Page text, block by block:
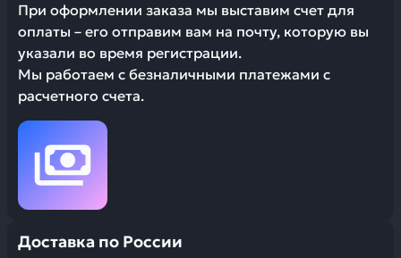
При оформлении заказа мы выставим счет для
оплаты – его отправим вам на почту, которую вы
указали во время регистрации.
Мы работаем с безналичными платежами с
расчетного счета.
Доставка по России